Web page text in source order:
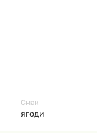
Смак
ягоди